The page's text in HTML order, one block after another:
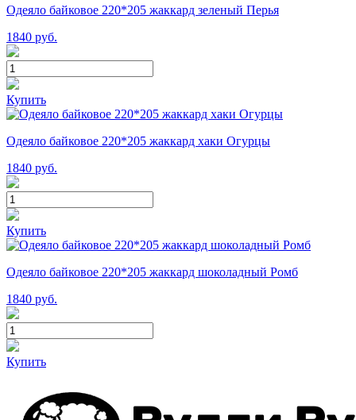
Одеяло байковое 220*205 жаккард зеленый Перья
1840 руб.
Купить
Одеяло байковое 220*205 жаккард хаки Огурцы
1840 руб.
Купить
Одеяло байковое 220*205 жаккард шоколадный Ромб
1840 руб.
Купить